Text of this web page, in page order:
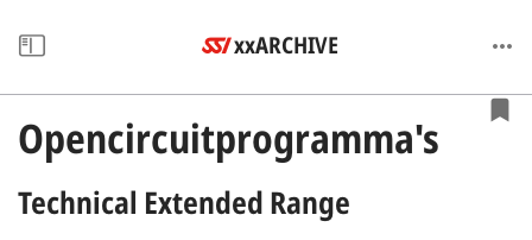
xxARCHIVE
Opencircuitprogramma's
Technical Extended Range